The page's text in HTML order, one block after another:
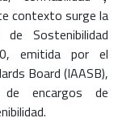
contexto surge la
Sostenibilidad
emitida por el
Board (IAASB),
encargos de